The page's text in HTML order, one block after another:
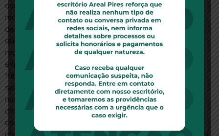
especialmente aplicado aos contratos de assistência
médica. Cláudia Lima Marques destaca que contratos
de assistência médica são “contratos de cooperação”,
que “com o avançar da idade do consumidor, com o
repetir de contribuições ao sistema e com o criar de
expectativas legítimas de transferência de riscos
futuros de saúde, os consumidores só têm a perder
saindo de um plano. Assim, por exemplo, passados
mais de 15 anos de convivência e cooperação
contratual, rescindir o contrato ou terminar a relação
contratual seria altamente negativo para os